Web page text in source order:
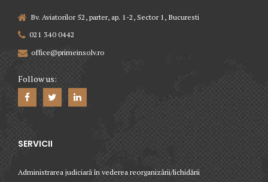
Bv. Aviatorilor 52, parter, ap. 1-2, Sector 1, Bucuresti
021 340 0442
office@primeinsolv.ro
Follow us:
SERVICII
Administrarea judiciară în vederea reorganizării/lichidării